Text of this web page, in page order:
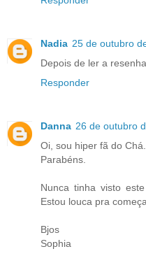
Nadia 25 de outubro
Depois de ler a
Responder
Danna 26 de outubro
Oi, sou hiper fã do
Parabéns.
Nunca tinha visto
Estou louca pra
Bjos
Sophia